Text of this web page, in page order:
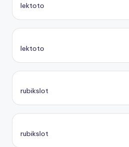
lektoto
lektoto
rubikslot
rubikslot